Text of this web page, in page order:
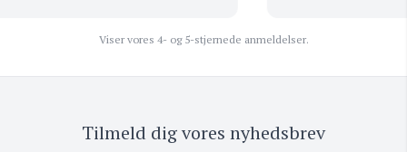
Viser vores 4- og 5-stjernede anmeldelser.
Tilmeld dig vores nyhedsbrev